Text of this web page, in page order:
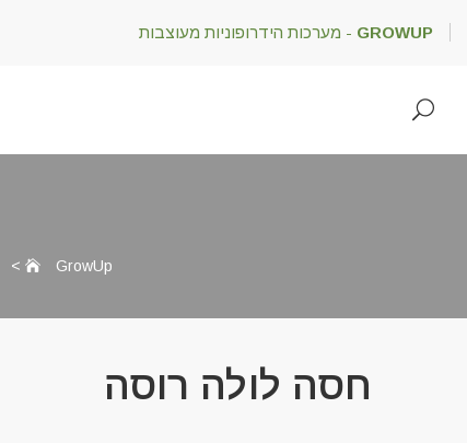
GROWUP - מערכות הידרופוניות מעוצבות
GrowUp
>
חסה לולה רוסה